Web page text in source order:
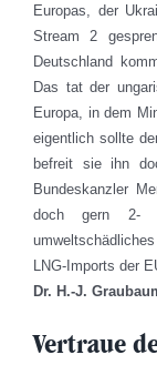
Europas, der
Stream 2
Deutschland
Das tat der
Europa, in dem
eigentlich sollte
befreit sie ihn
Bundeskanzler
doch gern 2-
LNG-Imports der
Dr. H.-J.
Vertraue